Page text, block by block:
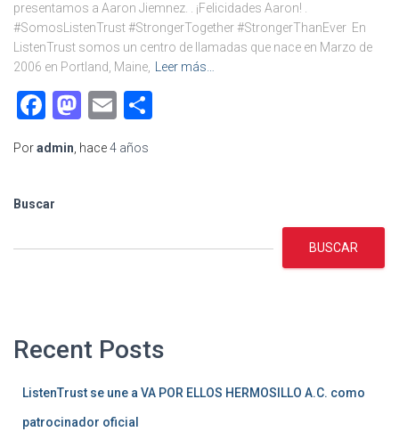
presentamos a Aaron Jiemnez. . ¡Felicidades Aaron! .
#SomosListenTrust #StrongerTogether #StrongerThanEver En
ListenTrust somos un centro de llamadas que nace en Marzo de
2006 en Portland, Maine,
Leer más…
Facebook
Mastodon
Email
Poradmin , hace4 años
Buscar
BUSCAR
Recent Posts
ListenTrust se une a VA POR ELLOS HERMOSILLO A.C. como
patrocinador oficial